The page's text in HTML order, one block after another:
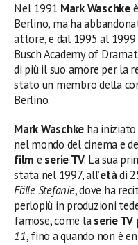
Nel 1991 Mark Waschke
Berlino, ma ha
attore, e dal 1995 al
Busch Academy of
di più il suo amore per la
stato un membro della
Berlino.
Mark Waschke ha iniziato
nel mondo del cinema e
film e serie TV. La sua
stata nel 1997, all’etàdi
Fälle Stefanie, dove ha
perlopiù in produzioni
famose, come laserie TV
11, fino a quando non è